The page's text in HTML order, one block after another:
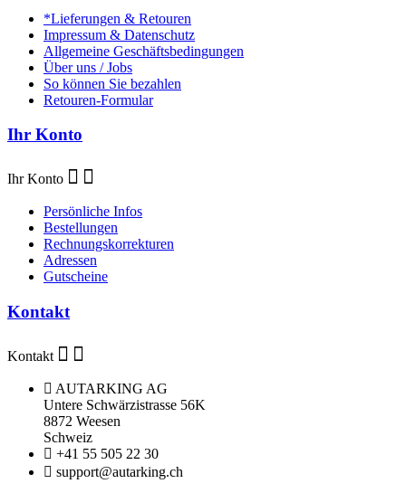
*Lieferungen & Retouren
Impressum & Datenschutz
Allgemeine Geschäftsbedingungen
Über uns / Jobs
So können Sie bezahlen
Retouren-Formular
Ihr Konto
Ihr Konto
Persönliche Infos
Bestellungen
Rechnungskorrekturen
Adressen
Gutscheine
Kontakt
Kontakt
AUTARKING AG
Untere Schwärzistrasse 56K
8872 Weesen
Schweiz
+41 55 505 22 30
support@autarking.ch